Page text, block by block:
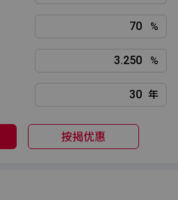
%
%
年
按揭优惠